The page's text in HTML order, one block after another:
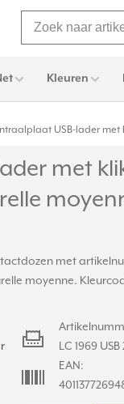
Kleuren
USB-lader
met
met
moyenne.
LC 1969 USB
EAN: